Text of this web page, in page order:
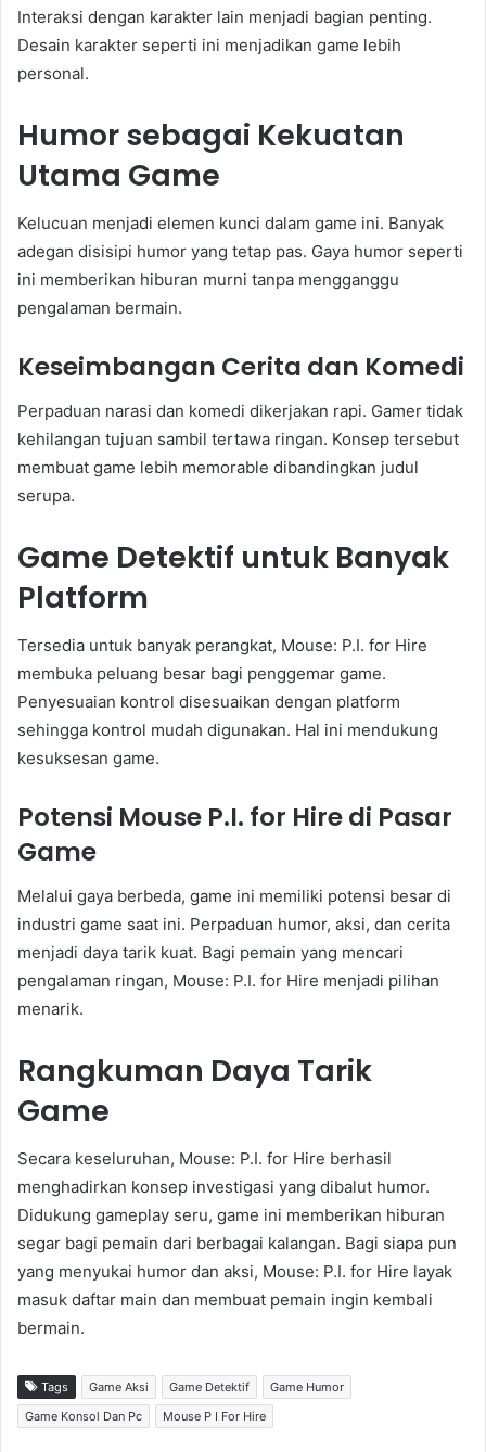
Interaksi dengan karakter lain menjadi bagian penting.
Desain karakter seperti ini menjadikan game lebih
personal.
Humor sebagai Kekuatan
Utama Game
Kelucuan menjadi elemen kunci dalam game ini. Banyak
adegan disisipi humor yang tetap pas. Gaya humor seperti
ini memberikan hiburan murni tanpa mengganggu
pengalaman bermain.
Keseimbangan Cerita dan Komedi
Perpaduan narasi dan komedi dikerjakan rapi. Gamer tidak
kehilangan tujuan sambil tertawa ringan. Konsep tersebut
membuat game lebih memorable dibandingkan judul
serupa.
Game Detektif untuk Banyak
Platform
Tersedia untuk banyak perangkat, Mouse: P.I. for Hire
membuka peluang besar bagi penggemar game.
Penyesuaian kontrol disesuaikan dengan platform
sehingga kontrol mudah digunakan. Hal ini mendukung
kesuksesan game.
Potensi Mouse P.I. for Hire di Pasar
Game
Melalui gaya berbeda, game ini memiliki potensi besar di
industri game saat ini. Perpaduan humor, aksi, dan cerita
menjadi daya tarik kuat. Bagi pemain yang mencari
pengalaman ringan, Mouse: P.I. for Hire menjadi pilihan
menarik.
Rangkuman Daya Tarik
Game
Secara keseluruhan, Mouse: P.I. for Hire berhasil
menghadirkan konsep investigasi yang dibalut humor.
Didukung gameplay seru, game ini memberikan hiburan
segar bagi pemain dari berbagai kalangan. Bagi siapa pun
yang menyukai humor dan aksi, Mouse: P.I. for Hire layak
masuk daftar main dan membuat pemain ingin kembali
bermain.
Tags Game Aksi Game Detektif
Game Humor
Game Konsol Dan Pc
Mouse P I For Hire